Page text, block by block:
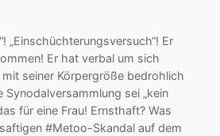
„Einschüchterungsversuch“! Er
Er hat verbal um sich
seiner Körpergröße bedrohlich
Synodalversammlung sei „kein
für eine Frau! Ernsthaft? Was
#Metoo-Skandal auf dem